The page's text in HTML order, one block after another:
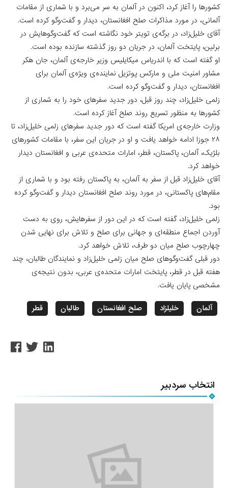
کشورها را آغاز کرد، اکنون در آلمان به سر می‌برد و با شماری از مقامات
آلمانی، در مورد مذاکرات صلح افغانستان، دیدار و گفت‌وگو کرده است.
آقای خلیل‌زاد، در برگه‌ی تویتر خود نگاشته است که گفت‌وگوهایش در
برلین، پایتخت آلمان، در جریان دو روز گذشته سازنده بوده است.
او گفته است که با اندریاس میکایلیس وزیر خارجه‌ی آلمان، جان هکر
مشاور امنیت ملی و مارکس پوتزیل نماینده‌ی ویژه‌ی آلمان برای
افغانستان، دیدار و گفت‌وگو کرده است.
زلمی خلیل‌زاد، چند روز قبل، دور جدید سفرهای خود را به شماری از
کشورها به منظور تسریع روند صلح آغاز کرده است.
وزارت خارجه‌ی امریکا گفته است که دور جدید سفرهای زلمی خلیل‌زاد، تا
۲۸ جوزا ادامه خواهد یافت و او در جریان این سفر، با مقامات کشورهای
بلژیک، آلمان، پاکستان، قطر، امارات متحده‌ی عربی و افغانستان دیدار
خواهد کرد.
آقای خلیل‌زاد قبل از سفر به آلمان، به پاکستان رفته بود و با شماری از
مقام‌های پاکستانی، در مورد روند صلح افغانستان دیدار و گفت‌وگو کرده
بود.
زلمی خلیل‌زاد، گفته است که در این دور از سفرهایش، روی به دست
آوردن اجماع منطقه‌ای و جهانی برای صلح و تلاش برای نهایی شدن
چهارچوب صلح میان دو طرف، تلاش خواهد کرد.
دور قبلی گفت‌وگوهای صلح میان زلمی خلیل‌زاد و نمایندگان طالبان، چند
هفته قبل در قطر، پایتخت امارات متحده‌ی عربی، بدون نتیجه‌ی
مشخصی پایان یافت.
آلمان خلیلزاد صلح افغانستان طالبان قطر
انتخاب سردبیر